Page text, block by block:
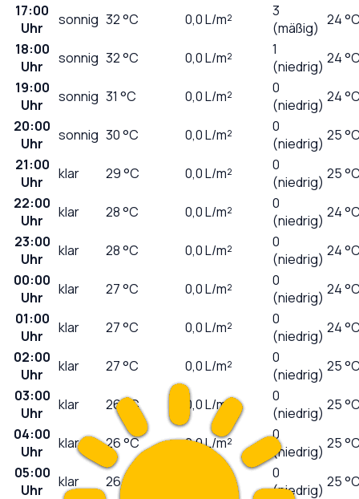
17:00
Uhr
sonnig 32°C 0,0L/m²
3
(mäßig) 24
18:00
Uhr
sonnig 32°C 0,0L/m²
1
(niedrig) 24
19:00
Uhr
sonnig 31 °C 0,0L/m²
0
(niedrig) 24
20:00
Uhr
sonnig 30°C 0,0L/m²
0
(niedrig) 25
21:00
Uhr
klar 29°C 0,0L/m²
0
(niedrig) 25
22:00
Uhr
klar 28°C 0,0L/m²
0
(niedrig) 24
23:00
Uhr
klar 28°C 0,0L/m²
0
(niedrig) 24
00:00
Uhr
klar 27°C 0,0L/m²
0
(niedrig) 24
01:00
Uhr
klar 27°C 0,0L/m²
0
(niedrig) 24
02:00
Uhr
klar 27°C 0,0L/m²
0
(niedrig) 25
03:00
Uhr
klar 26°C 0,0L/m²
0
(niedrig) 25
04:00
Uhr
klar 26°C 0,0L/m²
0
(niedrig) 25
05:00
Uhr
klar 26°C
0
(niedrig) 25